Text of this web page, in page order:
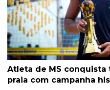
Atleta de MS
praia com campanha